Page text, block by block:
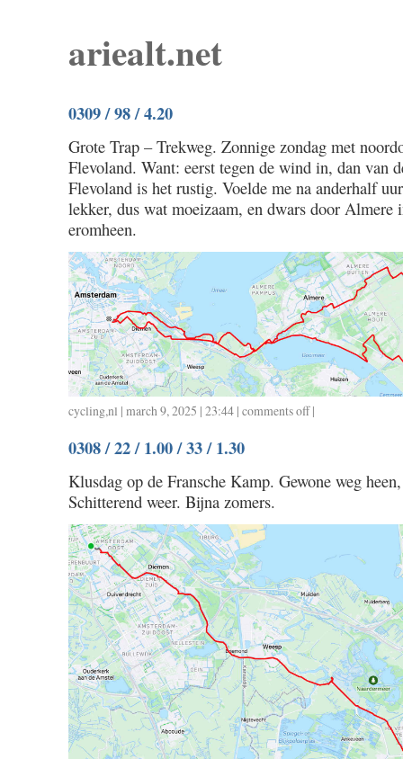
ariealt.net
0309 / 98 / 4.20
Grote Trap – Trekweg. Zonnige zondag met
Flevoland. Want: eerst tegen de wind in, dan van
Flevoland is het rustig. Voelde me na anderhalf
lekker, dus wat moeizaam, en dwars door Almere
eromheen.
cycling,nl | march 9, 2025 | 23:44 | comments offon
/
|
0308 / 22 / 1.00 / 33 / 1.30
Klusdag op de Fransche Kamp. Gewone weg
Schitterend weer. Bijna zomers.